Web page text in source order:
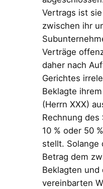
Vertrags ist
zwischen ihr
Verträge
daher nach
Gerichtes
Beklagte
(Herrn XXX)
Rechnung
10 % oder 50
stellt. Solange
Betrag dem
Beklagten und
vereinbarten